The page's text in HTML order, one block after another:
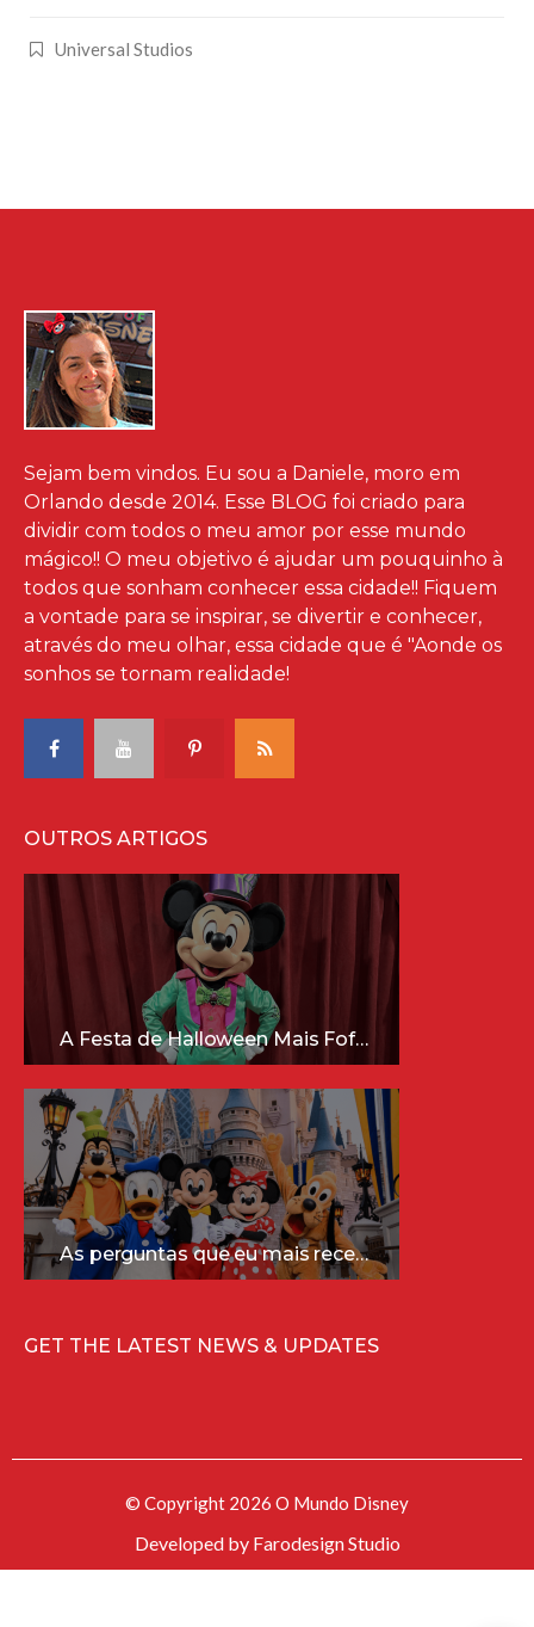
Universal Studios
Sejam bem vindos. Eu sou a Daniele, moro em
Orlando desde 2014. Esse BLOG foi criado para
dividir com todos o meu amor por esse mundo
mágico!! O meu objetivo é ajudar um pouquinho à
todos que sonham conhecer essa cidade!! Fiquem
a vontade para se inspirar, se divertir e conhecer,
através do meu olhar, essa cidade que é "Aonde os
sonhos se tornam realidade!
OUTROS ARTIGOS
A Festa de Halloween Mais Fofa da Disney Está Chegando!
As perguntas que eu mais recebo sobre a Disney (e as respostas mais sinceras!)
GET THE LATEST NEWS & UPDATES
© Copyright 2026 O Mundo Disney
Developed by Farodesign Studio